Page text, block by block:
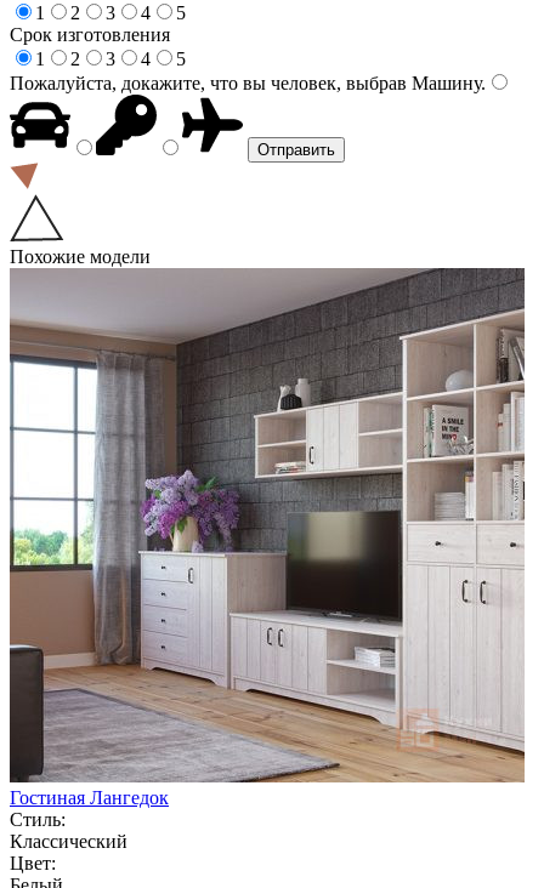
1
2 3 4
5
Срок изготовления
1
2 3 4
5
Пожалуйста, докажите, что вы человек, выбрав Машину.
Похожие модели
Гостиная Лангедок
Стиль:
Классический
Цвет: